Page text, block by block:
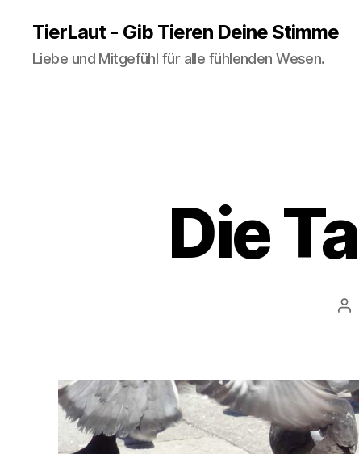
TierLaut - Gib Tieren Deine Stimme
Liebe und Mitgefühl für alle fühlenden Wesen.
Die